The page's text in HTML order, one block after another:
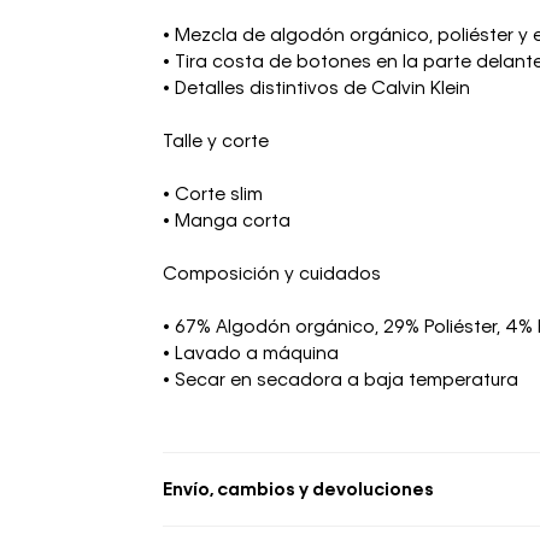
• Mezcla de algodón orgánico, poliéster y
• Tira costa de botones en la parte
• Detalles distintivos de Calvin Klein
Talle y corte
• Corte slim
• Manga corta
Composición y cuidados
• 67% Algodón orgánico, 29% Poliéster, 4%
• Lavado a máquina
• Secar en secadora a baja temperatura
Envío, cambios y devoluciones